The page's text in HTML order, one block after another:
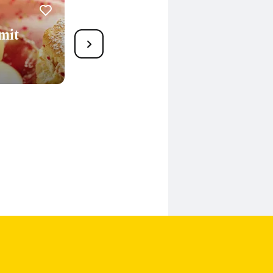
1
Cassisbirnen mit
Gewürzen